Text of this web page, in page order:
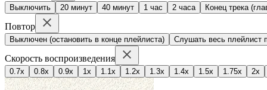
Выключить 20 минут 40 минут 1 час 2 часа Конец трека
Повтор
Выключен (остановить в конце плейлиста) Слушать весь плейлист
Скорость воспроизведения
0.7x 0.8x 0.9x 1x 1.1x 1.2x 1.3x 1.4x 1.5x 1.75x 2x